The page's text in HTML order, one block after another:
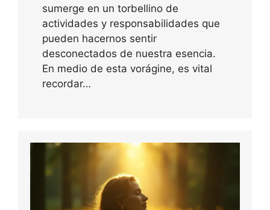
sumerge en un torbellino de
actividades y responsabilidades que
pueden hacernos sentir
desconectados de nuestra esencia.
En medio de esta vorágine, es vital
recordar…